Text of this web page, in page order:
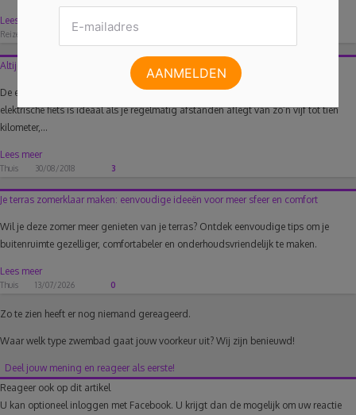
Lees meer
Reizen 29/03/2017 8
Altijd wind in de rug met een elektrische fiets
De elektrische fiets komen we steeds vaker tegen op de Belgische wegen. Een
elektrische fiets is ideaal als je regelmatig afstanden aflegt van zo’n vijf tot tien
kilometer,...
Lees meer
Thuis 30/08/2018 3
Je terras zomerklaar maken: eenvoudige ideeën voor meer sfeer en comfort
Wil je deze zomer meer genieten van je terras? Ontdek eenvoudige tips om je
buitenruimte gezelliger, comfortabeler en onderhoudsvriendelijk te maken.
Lees meer
Thuis 13/07/2026 0
Zo te zien heeft er nog niemand gereageerd.
Waar welk type zwembad gaat jouw voorkeur uit? Wij zijn benieuwd!
Deel jouw mening en reageer als eerste!
Reageer ook op dit artikel
U kan optioneel inloggen met Facebook. U krijgt dan de mogelijk om uw reactie